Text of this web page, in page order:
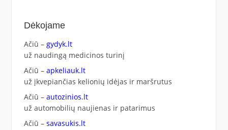
Dėkojame
Ačiū – gydyk.lt
už naudingą medicinos turinį
Ačiū – apkeliauk.lt
už įkvepiančias kelionių idėjas ir maršrutus
Ačiū – autozinios.lt
už automobilių naujienas ir patarimus
Ačiū – savasukis.lt